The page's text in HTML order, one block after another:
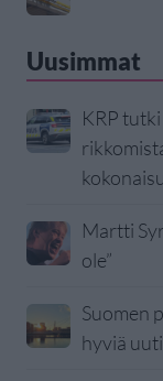
Uusimmat
KRP
Martti
ole”
Suomen
hyviä